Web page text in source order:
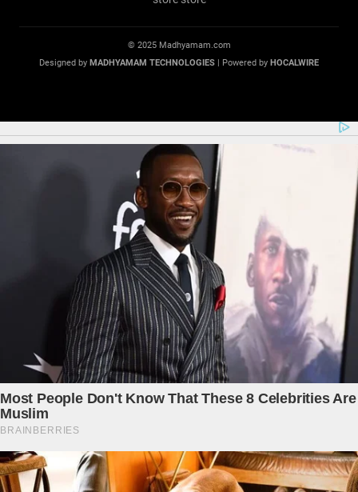
© 2025 Madhyamam.com
Designed by MADHYAMAM TECHNOLOGIES | Powered by HOCALWIRE